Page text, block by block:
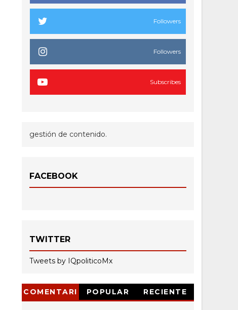
Followers
Followers
Subscribes
gestión de contenido.
FACEBOOK
TWITTER
Tweets by IQpoliticoMx
COMENTARI
POPULAR RECIENTE